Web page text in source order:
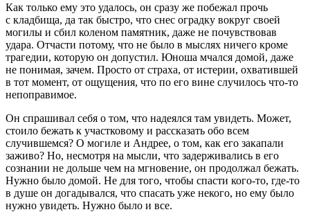
Как только ему это удалось, он сразу же побежал прочь
с кладбища, да так быстро, что снес оградку вокруг своей
могилы и сбил коленом памятник, даже не почувствовав
удара. Отчасти потому, что не было в мыслях ничего кроме
трагедии, которую он допустил. Юноша мчался домой, даже
не понимая, зачем. Просто от страха, от истерии, охватившей
в тот момент, от ощущения, что по его вине случилось что-то
непоправимое.
Он спрашивал себя о том, что надеялся там увидеть. Может,
стоило бежать к участковому и рассказать обо всем
случившемся? О могиле и Андрее, о том, как его закапали
заживо? Но, несмотря на мысли, что задерживались в его
сознании не дольше чем на мгновение, он продолжал бежать.
Нужно было домой. Не для того, чтобы спасти кого-то, где-то
в душе он догадывался, что спасать уже некого, но ему было
нужно увидеть. Нужно было и все.